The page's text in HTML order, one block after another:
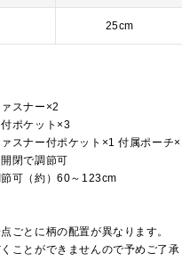
25cm
スナー×2
ポケット×3
スナー付ポケット×1 付属ポーチ
閉で調節可
可（約）60～123cm
ごとに柄の配置が異なります。
ことができませんので予めご了承